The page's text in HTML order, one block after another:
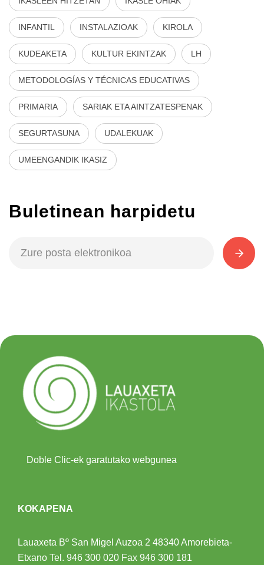
INFANTIL INSTALAZIOAK KIROLA
KUDEAKETA KULTUR EKINTZAK LH
METODOLOGÍAS Y TÉCNICAS EDUCATIVAS
PRIMARIA SARIAK ETA AINTZATESPENAK
SEGURTASUNA UDALEKUAK
UMEENGANDIK IKASIZ
Buletinean harpidetu
Doble Clic-ek garatutako webgunea
KOKAPENA
Lauaxeta Bº San Migel Auzoa 2 48340 Amorebieta-
Etxano Tel. 946 300 020 Fax 946 300 181